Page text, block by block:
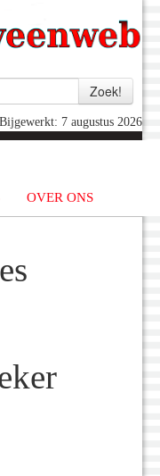
Bijgewerkt: 7 augustus 2026
OVER ONS